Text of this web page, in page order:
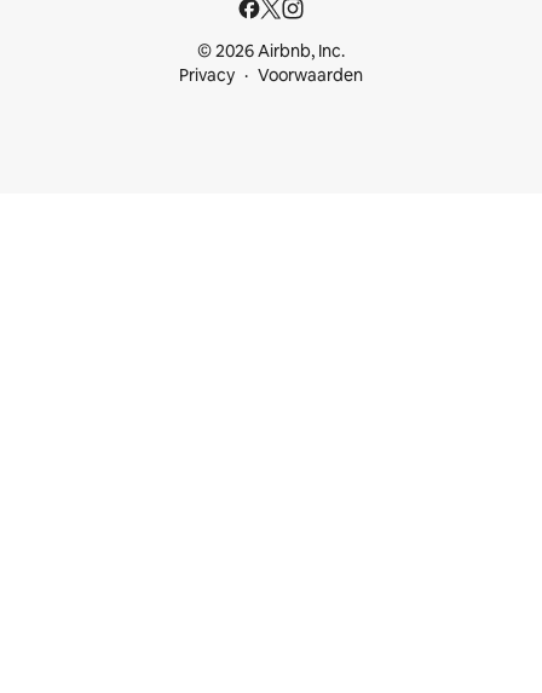
© 2026 Airbnb, Inc.
Privacy
Voorwaarden